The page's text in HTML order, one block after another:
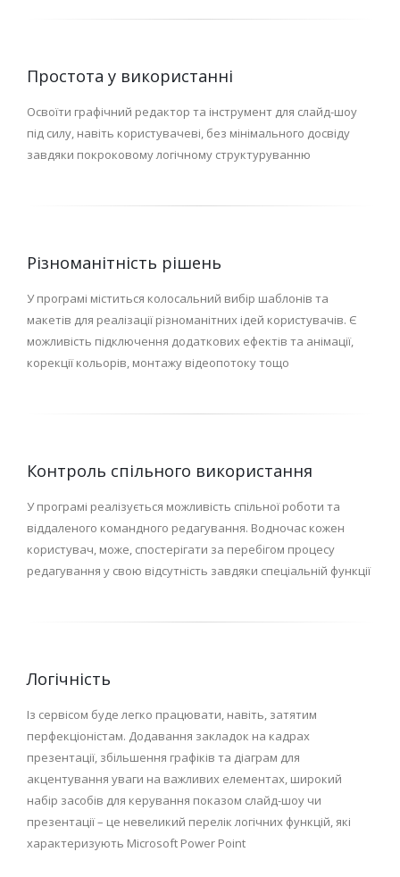
Простота у використанні
Освоїти графічний редактор та інструмент для слайд-шоу
під силу, навіть користувачеві, без мінімального досвіду
завдяки покроковому логічному структуруванню
Різноманітність рішень
У програмі міститься колосальний вибір шаблонів та
макетів для реалізації різноманітних ідей користувачів. Є
можливість підключення додаткових ефектів та анімації,
корекції кольорів, монтажу відеопотоку тощо
Контроль спільного використання
У програмі реалізується можливість спільної роботи та
віддаленого командного редагування. Водночас кожен
користувач, може, спостерігати за перебігом процесу
редагування у свою відсутність завдяки спеціальній функції
Логічність
Із сервісом буде легко працювати, навіть, затятим
перфекціоністам. Додавання закладок на кадрах
презентації, збільшення графіків та діаграм для
акцентування уваги на важливих елементах, широкий
набір засобів для керування показом слайд-шоу чи
презентації – це невеликий перелік логічних функцій, які
характеризують Microsoft Power Point